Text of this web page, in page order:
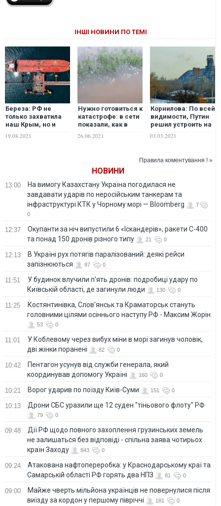
ІНШІ НОВИНИ ПО ТЕМІ
Береза: РФ не
только захватила
наш Крым, но и
море. Пора
19.08.2021
Нужно готовиться к
катастрофе: в сети
показали, как в
в горах. ВИДЕО
26.06.2021
Корнилова: По всей
видимости, Путин
решил устроить на
Чернобыль", и не
выторговать
03.03.2021
Правила коментування ! »
НОВИНИ
13:00
На вимогу Казахстану Україна погодилася не
завдавати ударів по неросійським танкерам та
інфраструктурі КТК у Чорному морі — Bloomberg
7
0
12:37
Окупанти за ніч випустили 6 «Іскандерів», ракети С-400
та понад 150 дронів різного типу
21 0
12:13
В Україні рух потягів паралізований: деякі рейси
запізнюються
87 0
11:51
У будинок влучили п'ять дронів: подробиці удару по
Київській області, де загинули люди
130 0
11:25
Костянтинівка, Слов'янськ та Краматорськ стануть
головними цілями осіннього наступу РФ - Максим Жорін
53 0
11:01
У Коблевому через вибух міни в морі загинув чоловік,
дві жінки поранені
82 0
10:42
Пентагон усунув від служби генерала, який
координував допомогу Україні
160 0
10:21 Ворог ударив по поїзду Київ-Суми 151 0
10:13 Дрони СБС уразили ще 12 суден "тіньового флоту" РФ
79 0
09:48
Дії РФ щодо повного захоплення грузинських земель
не залишаться без відповіді - спільна заява чотирьох
країн Заходу
843 0
09:24
Атакована нафтопереробка: у Краснодарському краї та
Самарській області РФ горять два НПЗ
81 0
09:00
Майже чверть мільйона українців не повернулися після
виїзду за кордон у першому півріччі
181 0